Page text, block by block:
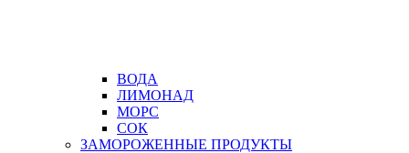
ВОДА
ЛИМОНАД
МОРС
СОК
ЗАМОРОЖЕННЫЕ ПРОДУКТЫ